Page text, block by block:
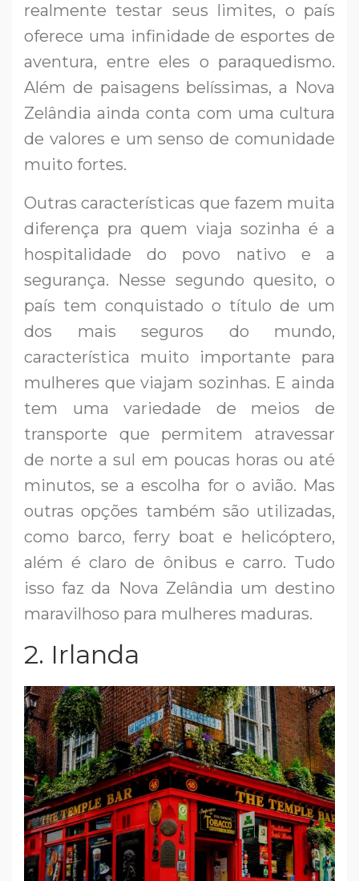
realmente testar seus limites, o país
oferece uma infinidade de esportes de
aventura, entre eles o paraquedismo.
Além de paisagens belíssimas, a Nova
Zelândia ainda conta com uma cultura
de valores e um senso de comunidade
muito fortes.
Outras características que fazem muita
diferença pra quem viaja sozinha é a
hospitalidade do povo nativo e a
segurança. Nesse segundo quesito, o
país tem conquistado o título de um
dos mais seguros do mundo,
característica muito importante para
mulheres que viajam sozinhas. E ainda
tem uma variedade de meios de
transporte que permitem atravessar
de norte a sul em poucas horas ou até
minutos, se a escolha for o avião. Mas
outras opções também são utilizadas,
como barco, ferry boat e helicóptero,
além é claro de ônibus e carro. Tudo
isso faz da Nova Zelândia um destino
maravilhoso para mulheres maduras.
2. Irlanda